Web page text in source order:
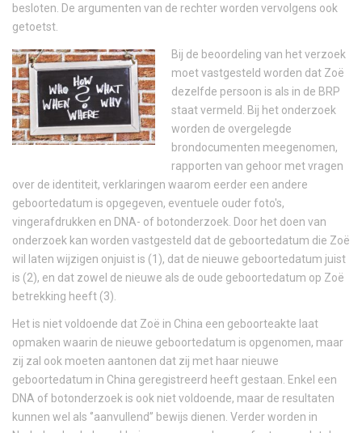
besloten. De argumenten van de rechter worden vervolgens ook
getoetst.
Bij de beoordeling van het verzoek
moet vastgesteld worden dat Zoë
dezelfde persoon is als in de BRP
staat vermeld. Bij het onderzoek
worden de overgelegde
brondocumenten meegenomen,
rapporten van gehoor met vragen
over de identiteit, verklaringen waarom eerder een andere
geboortedatum is opgegeven, eventuele ouder foto's,
vingerafdrukken en DNA- of botonderzoek. Door het doen van
onderzoek kan worden vastgesteld dat de geboortedatum die Zoë
wil laten wijzigen onjuist is (1), dat de nieuwe geboortedatum juist
is (2), en dat zowel de nieuwe als de oude geboortedatum op Zoë
betrekking heeft (3).
Het is niet voldoende dat Zoë in China een geboorteakte laat
opmaken waarin de nieuwe geboortedatum is opgenomen, maar
zij zal ook moeten aantonen dat zij met haar nieuwe
geboortedatum in China geregistreerd heeft gestaan. Enkel een
DNA of botonderzoek is ook niet voldoende, maar de resultaten
kunnen wel als ‘’aanvullend’’ bewijs dienen. Verder worden in